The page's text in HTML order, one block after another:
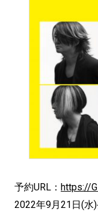
予約URL： https://
2022年9月21日(水